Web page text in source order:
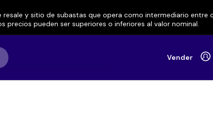
resale y sitio de subastas que opera como intermediario entre
precios pueden ser superiores o inferiores al valor nominal.
Vender